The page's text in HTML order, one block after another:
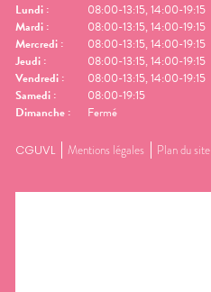
Lundi :
08:00-13:15, 14:00-19:15
Mardi :
08:00-13:15, 14:00-19:15
Mercredi :
08:00-13:15, 14:00-19:15
Jeudi :
08:00-13:15, 14:00-19:15
Vendredi :
08:00-13:15, 14:00-19:15
Samedi :
08:00-19:15
Dimanche : Fermé
CGUVL Mentions légales Plan du site